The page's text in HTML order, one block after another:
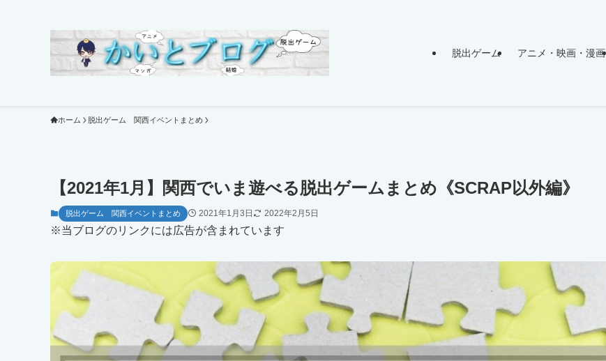
脱出ゲーム アニメ・映画・漫画
ホーム 脱出ゲーム 関西イベントまとめ
【2021年1月】関西でいま遊べる脱出ゲームまとめ《SCRAP以外編》
脱出ゲーム 関西イベントまとめ 2021年1月3日 2022年2月5日
※当ブログのリンクには広告が含まれています